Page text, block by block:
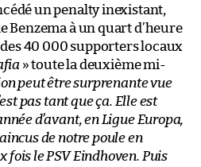
un penalty inexistant,
Benzema à un quart d’heure
des 40 000 supporters locaux
» toute la deuxième mi-
peut être surprenante vue
pas tant que ça. Elle est
d’avant, en Ligue Europa,
de notre poule en
le PSV Eindhoven. Puis